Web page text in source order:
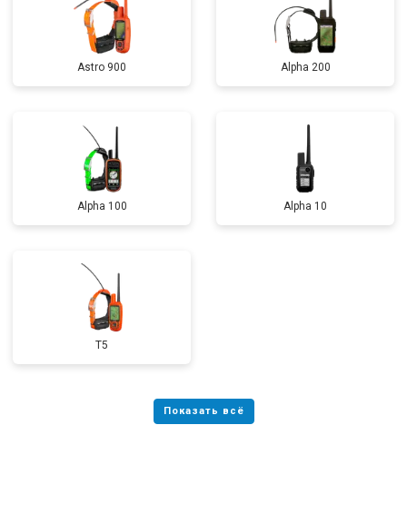
Astro 900 Alpha 200
Alpha 100 Alpha 10
T5